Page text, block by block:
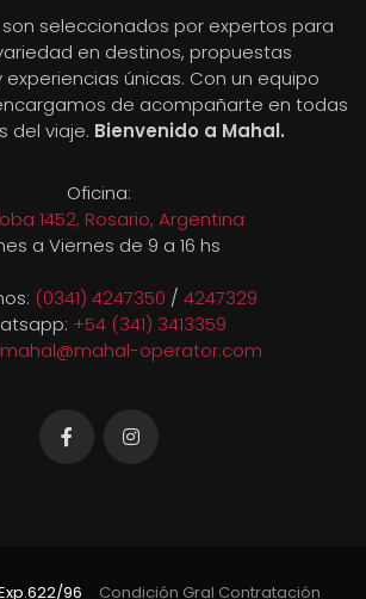
seleccionados por expertos para
en destinos, propuestas
experiencias únicas. Con un equipo
de acompañarte en todas
del viaje. Bienvenido a Mahal.
Oficina:
1452, Rosario, Argentina
a Viernes de 9 a 16 hs
(0341) 4247350 / 4247329
+54 (341) 3413359
mahal@mahal-operator.com
96 Condición Gral Contratación